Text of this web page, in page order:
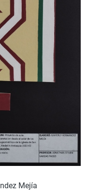
Mejía